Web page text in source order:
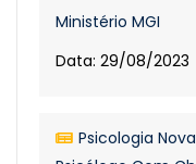
Ministério MGI
Data: 29/08/2023
Psicologia